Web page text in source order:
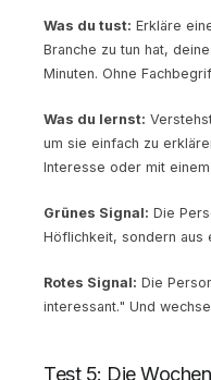
Was du tust: Erkläre
Branche zu tun hat,
Minuten. Ohne
Was du lernst:
um sie einfach zu
Interesse oder mit
Grünes Signal: Die
Höflichkeit, sondern aus
Rotes Signal: Die
interessant." Und
Test 5: Die